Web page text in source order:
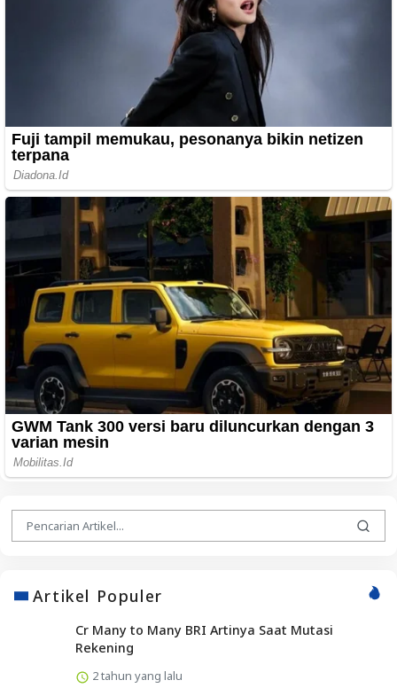
Artikel Populer
Cr Many to Many BRI Artinya Saat Mutasi
Rekening
2 tahun yang lalu